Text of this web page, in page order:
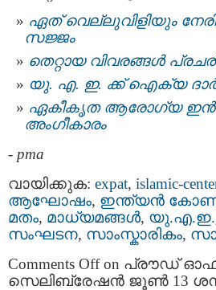
ഏത് വെല്ലുവിളിയും
സജ്ജം
തെറ്റായ വിവരങ്ങൾ
യു. എ. ഇ. ക്ക് ഐക്യ
ഏകീകൃത ആരോഗ്യ
അംഗീകാരം
- pma
വായിക്കുക: expat, islamic-
ആഘോഷം, ഇന്ത്യന്‍
മതം, മാധ്യമങ്ങള്‍, യു.എ.ഇ.
സംഘടന, സാംസ്കാരികം,
Comments Offon പ്രൗഡ്
സെലിബ്രേഷൻ ജൂൺ 13